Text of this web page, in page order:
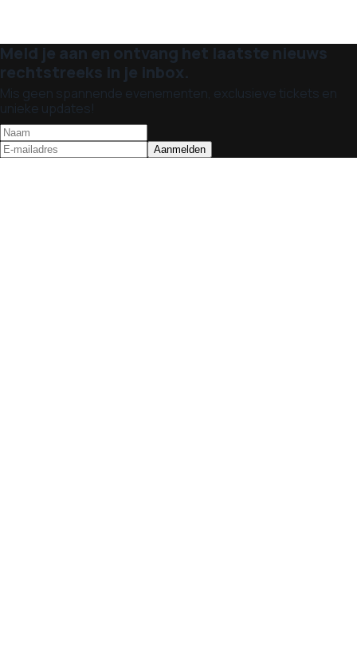
Meld je aan en ontvang het laatste nieuws
rechtstreeks in je inbox.
Mis geen spannende evenementen, exclusieve tickets en
unieke updates!